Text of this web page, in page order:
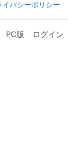
イバシーポリシー
PC版 ログイン